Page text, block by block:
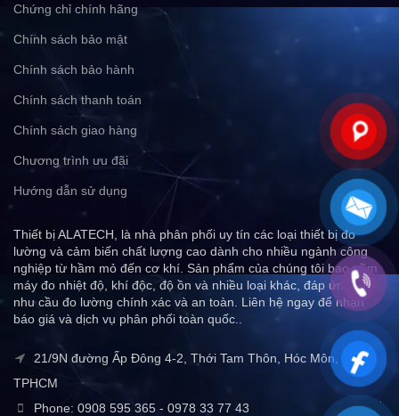
Chứng chỉ chính hãng
Chính sách bảo mật
Chính sách bảo hành
Chính sách thanh toán
Chính sách giao hàng
Chương trình ưu đãi
Hướng dẫn sử dụng
Thiết bị ALATECH, là nhà phân phối uy tín các loại thiết bị đo
lường và cảm biến chất lượng cao dành cho nhiều ngành công
nghiệp từ hầm mỏ đến cơ khí. Sản phẩm của chúng tôi bao gồm
máy đo nhiệt độ, khí độc, độ ồn và nhiều loại khác, đáp ứng mọi
nhu cầu đo lường chính xác và an toàn. Liên hệ ngay để nhận
báo giá và dịch vụ phân phối toàn quốc..
21/9N đường Ấp Đông 4-2, Thới Tam Thôn, Hóc Môn,
TPHCM
Phone: 0908 595 365 - 0978 33 77 43